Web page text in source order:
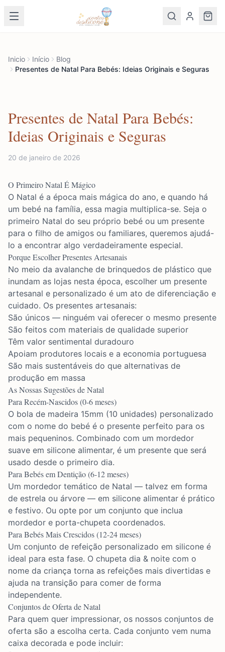
Inicio Início
Blog
Presentes de Natal Para Bebés: Ideias Originais e Seguras
Presentes de Natal Para Bebés:
Ideias Originais e Seguras
20 de janeiro de 2026
O Primeiro Natal É Mágico
O Natal é a época mais mágica do ano, e quando há
um bebé na família, essa magia multiplica-se. Seja o
primeiro Natal do seu próprio bebé ou um presente
para o filho de amigos ou familiares, queremos ajudá-
lo a encontrar algo verdadeiramente especial.
Porque Escolher Presentes Artesanais
No meio da avalanche de brinquedos de plástico que
inundam as lojas nesta época, escolher um presente
artesanal e personalizado é um ato de diferenciação e
cuidado. Os presentes artesanais:
São únicos — ninguém vai oferecer o mesmo presente
São feitos com materiais de qualidade superior
Têm valor sentimental duradouro
Apoiam produtores locais e a economia portuguesa
São mais sustentáveis do que alternativas de
produção em massa
As Nossas Sugestões de Natal
Para Recém-Nascidos (0-6 meses)
O bola de madeira 15mm (10 unidades) personalizado
com o nome do bebé é o presente perfeito para os
mais pequeninos. Combinado com um mordedor
suave em silicone alimentar, é um presente que será
usado desde o primeiro dia.
Para Bebés em Dentição (6-12 meses)
Um mordedor temático de Natal — talvez em forma
de estrela ou árvore — em silicone alimentar é prático
e festivo. Ou opte por um conjunto que inclua
mordedor e porta-chupeta coordenados.
Para Bebés Mais Crescidos (12-24 meses)
Um conjunto de refeição personalizado em silicone é
ideal para esta fase. O chupeta dia & noite com o
nome da criança torna as refeições mais divertidas e
ajuda na transição para comer de forma
independente.
Conjuntos de Oferta de Natal
Para quem quer impressionar, os nossos conjuntos de
oferta são a escolha certa. Cada conjunto vem numa
caixa decorada e pode incluir: